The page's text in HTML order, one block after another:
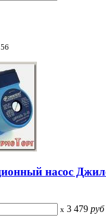
насос
x 3 479 руб